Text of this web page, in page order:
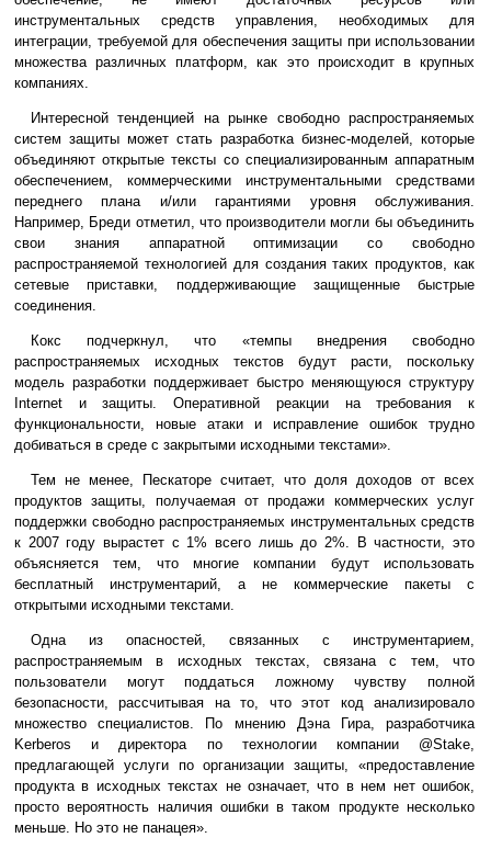
инструментальных средств управления, необходимых для
интеграции, требуемой для обеспечения защиты при использовании
множества различных платформ, как это происходит в крупных
компаниях.
Интересной тенденцией на рынке свободно распространяемых
систем защиты может стать разработка бизнес-моделей, которые
объединяют открытые тексты со специализированным аппаратным
обеспечением, коммерческими инструментальными средствами
переднего плана и/или гарантиями уровня обслуживания.
Например, Бреди отметил, что производители могли бы объединить
свои знания аппаратной оптимизации со свободно
распространяемой технологией для создания таких продуктов, как
сетевые приставки, поддерживающие защищенные быстрые
соединения.
Кокс подчеркнул, что «темпы внедрения свободно
распространяемых исходных текстов будут расти, поскольку
модель разработки поддерживает быстро меняющуюся структуру
Internet и защиты. Оперативной реакции на требования к
функциональности, новые атаки и исправление ошибок трудно
добиваться в среде с закрытыми исходными текстами».
Тем не менее, Пескаторе считает, что доля доходов от всех
продуктов защиты, получаемая от продажи коммерческих услуг
поддержки свободно распространяемых инструментальных средств
к 2007 году вырастет с 1% всего лишь до 2%. В частности, это
объясняется тем, что многие компании будут использовать
бесплатный инструментарий, а не коммерческие пакеты с
открытыми исходными текстами.
Одна из опасностей, связанных с инструментарием,
распространяемым в исходных текстах, связана с тем, что
пользователи могут поддаться ложному чувству полной
безопасности, рассчитывая на то, что этот код анализировало
множество специалистов. По мнению Дэна Гира, разработчика
Kerberos и директора по технологии компании @Stake,
предлагающей услуги по организации защиты, «предоставление
продукта в исходных текстах не означает, что в нем нет ошибок,
просто вероятность наличия ошибки в таком продукте несколько
меньше. Но это не панацея».